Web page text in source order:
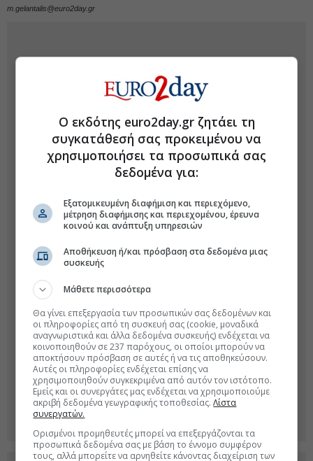
m.gelantalis@euro2day.gr
Ο εκδότης euro2day.gr ζητάει τη
συγκατάθεσή σας προκειμένου να
χρησιμοποιήσει τα προσωπικά σας
δεδομένα για:
Εξατομικευμένη διαφήμιση και περιεχόμενο,
μέτρηση διαφήμισης και περιεχομένου, έρευνα
κοινού και ανάπτυξη υπηρεσιών
Αποθήκευση ή/και πρόσβαση στα δεδομένα μιας
συσκευής
Μάθετε περισσότερα
Θα γίνει επεξεργασία των προσωπικών σας δεδομένων και
οι πληροφορίες από τη συσκευή σας (cookie, μοναδικά
αναγνωριστικά και άλλα δεδομένα συσκευής) ενδέχεται να
κοινοποιηθούν σε 237 παρόχους, οι οποίοι μπορούν να
αποκτήσουν πρόσβαση σε αυτές ή να τις αποθηκεύσουν.
Αυτές οι πληροφορίες ενδέχεται επίσης να
χρησιμοποιηθούν συγκεκριμένα από αυτόν τον ιστότοπο.
Εμείς και οι συνεργάτες μας ενδέχεται να χρησιμοποιούμε
ακριβή δεδομένα γεωγραφικής τοποθεσίας.Λίστα
συνεργατών.
Ορισμένοι προμηθευτές μπορεί να επεξεργάζονται τα
προσωπικά δεδομένα σας με βάση το έννομο συμφέρον
τους, αλλά μπορείτε να αρνηθείτε κάνοντας διαχείριση των